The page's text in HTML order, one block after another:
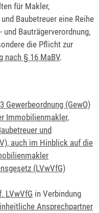
für Makler,
Baubetreuer eine Reihe
Bauträgerverordnung,
die Pflicht zur
nach § 16 MaBV.
Gewerbeordnung (GewO)
Immobilienmakler,
und
auch im Hinblick auf die
(LVwVfG)
LVwVfG in Verbindung
Ansprechpartner